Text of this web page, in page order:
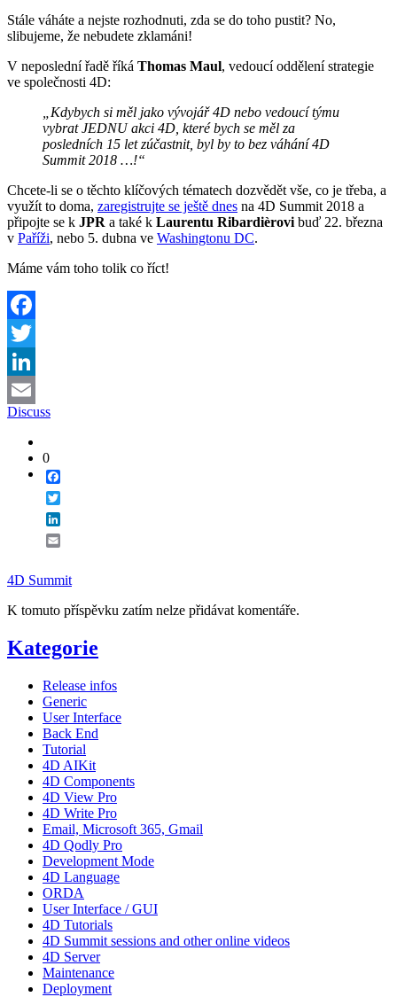
Stále váháte a nejste rozhodnuti, zda se do toho pustit? No,
slibujeme, že nebudete zklamáni!
V neposlední řadě říká Thomas Maul, vedoucí oddělení strategie
ve společnosti 4D:
„Kdybych si měl jako vývojář 4D nebo vedoucí týmu
vybrat JEDNU akci 4D, které bych se měl za
posledních 15 let zúčastnit, byl by to bez váhání 4D
Summit 2018 …!“
Chcete-li se o těchto klíčových tématech dozvědět vše, co je třeba, a
využít to doma, zaregistrujte se ještě dnes na 4D Summit 2018 a
připojte se k JPR a také k Laurentu Ribardièrovi buď 22. března
v Paříži, nebo 5. dubna ve Washingtonu DC.
Máme vám toho tolik co říct!
Facebook
Twitter
LinkedIn
Email
Discuss
0
4D Summit
K tomuto příspěvku zatím nelze přidávat komentáře.
Kategorie
Release infos
Generic
User Interface
Back End
Tutorial
4D AIKit
4D Components
4D View Pro
4D Write Pro
Email, Microsoft 365, Gmail
4D Qodly Pro
Development Mode
4D Language
ORDA
User Interface / GUI
4D Tutorials
4D Summit sessions and other online videos
4D Server
Maintenance
Deployment